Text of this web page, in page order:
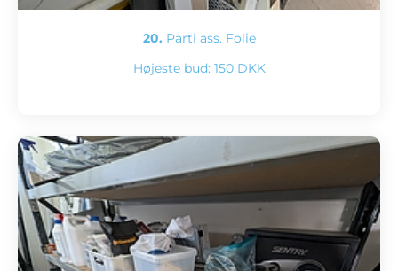
20. Parti ass. Folie
Højeste bud: 150 DKK